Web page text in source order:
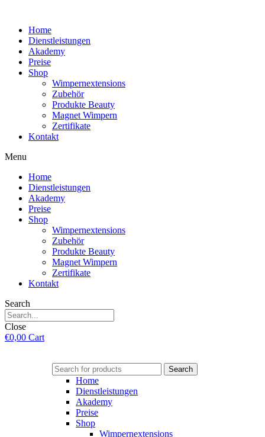
Home
Dienstleistungen
Akademy
Preise
Shop
Wimpernextensions
Zubehör
Produkte Beauty
Magnet Wimpern
Zertifikate
Kontakt
Menu
Home
Dienstleistungen
Akademy
Preise
Shop
Wimpernextensions
Zubehör
Produkte Beauty
Magnet Wimpern
Zertifikate
Kontakt
Search
Close
€0,00 Cart
Search
Home
Dienstleistungen
Akademy
Preise
Shop
Wimpernextensions